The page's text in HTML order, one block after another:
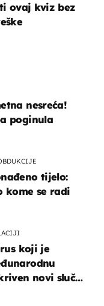
nesreća!
poginula
tijelo:
kome se radi
koji je
novi slučaj
ovaj kviz bez